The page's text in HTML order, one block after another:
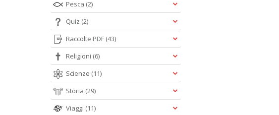
Pesca (2)
Quiz (2)
Raccolte PDF (43)
Religioni (6)
Scienze (11)
Storia (29)
Viaggi (11)